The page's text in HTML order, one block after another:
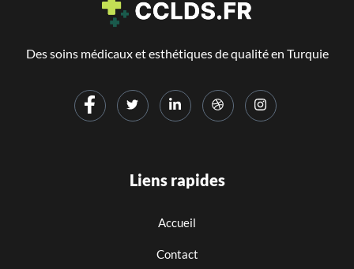
Des soins médicaux et esthétiques de qualité en Turquie
Liens rapides
Accueil
Contact